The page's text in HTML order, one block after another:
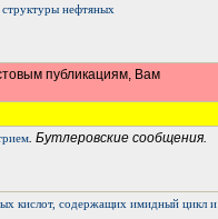
нефтяных
публикациям, Вам
. Бутлеровские сообщения.
кислот, содержащих имидный цикл и